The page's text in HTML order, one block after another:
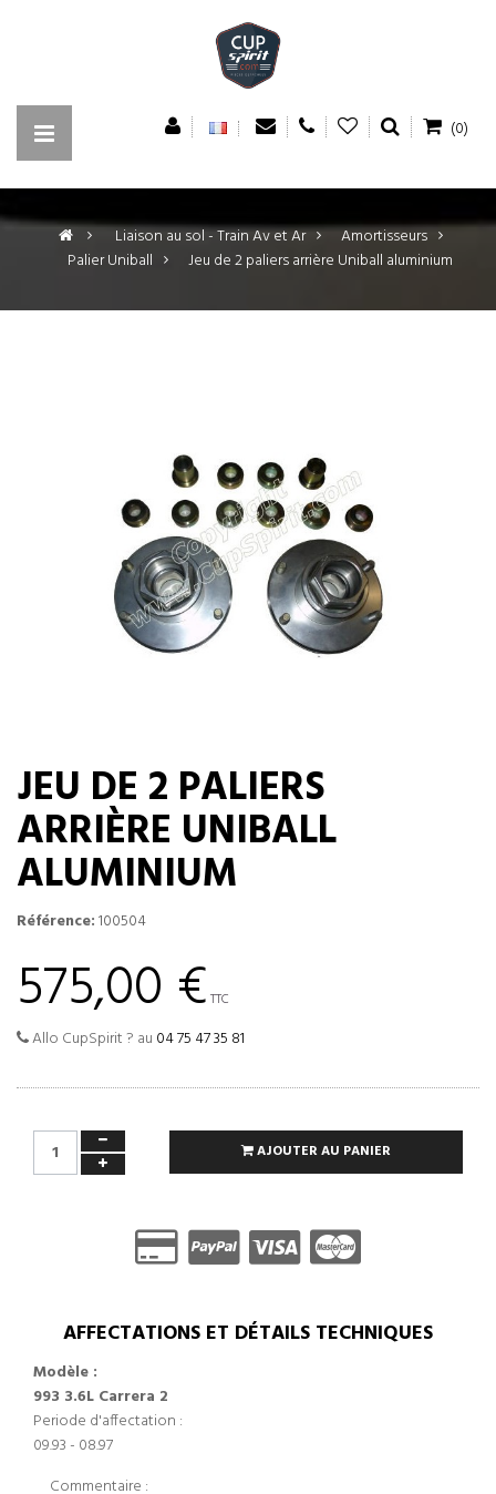
(0)
> Liaison au sol - Train Av et Ar >
Amortisseurs
Palier Uniball > Jeu de 2 paliers arrière Uniball aluminium
JEU DE 2 PALIERS
ARRIÈRE UNIBALL
ALUMINIUM
Référence:100504
575,00 € TTC
Allo CupSpirit ? au 04 75 47 35 81
AJOUTER AU PANIER
AFFECTATIONS ET DÉTAILS TECHNIQUES
Modèle :
993 3.6L Carrera 2
Periode d'affectation :
09.93 - 08.97
Commentaire :